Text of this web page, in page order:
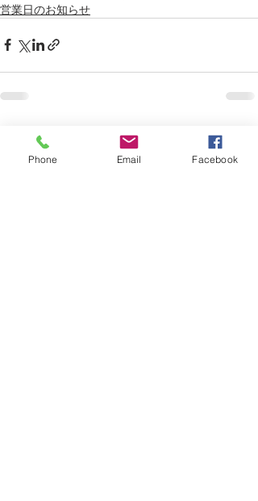
営業日のお知らせ
最新記事 すべて表示
Phone Email Facebook